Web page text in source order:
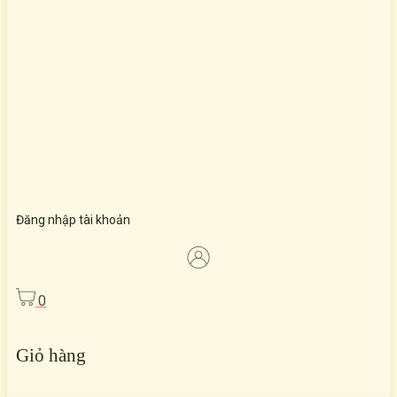
Đăng nhập tài khoản
0
Giỏ hàng